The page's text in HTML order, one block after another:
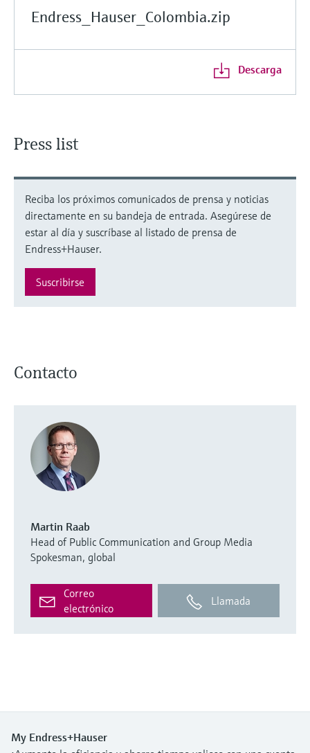
Endress_Hauser_Colombia.zip
Descarga
Press list
Reciba los próximos comunicados de prensa y noticias
directamente en su bandeja de entrada. Asegúrese de
estar al día y suscríbase al listado de prensa de
Endress+Hauser.
Suscribirse
Contacto
Martin Raab
Head of Public Communication and Group Media
Spokesman, global
Correo
electrónico
Llamada
My Endress+Hauser